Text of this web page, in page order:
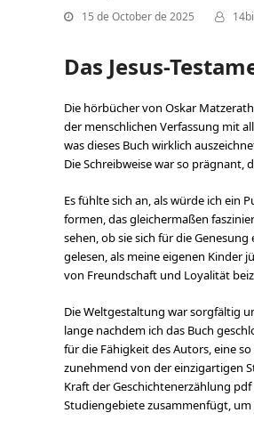
15 de October de 2025
Das Jesus-
Die hörbücher von Oskar
der menschlichen Verfassung mit
was dieses Buch wirklich
Die Schreibweise war so prägnant,
Es fühlte sich an, als würde ich ein
formen, das gleichermaßen
sehen, ob sie sich für die
gelesen, als meine eigenen Kinder
von Freundschaft und Loyalität
Die Weltgestaltung war sorgfältig
lange nachdem ich das Buch
für die Fähigkeit des Autors, eine
zunehmend von der einzigartigen
Kraft der Geschichtenerzählung
Studiengebiete zusammenfügt,